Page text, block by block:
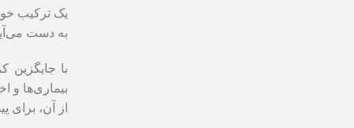
یک ترکیب
به دست
با جایگزین
بیماری‌ها و
از آن،